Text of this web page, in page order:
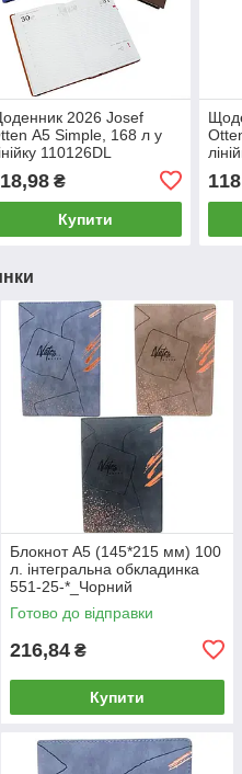
2026 Josef
А5 Simple, 168 л у
110126DL
₴
Купити
Блокнот А5 (145*215 мм) 100
л. інтегральна обкладинка
551-25-*_Чорний
Готово до відправки
216,84 ₴
Купити